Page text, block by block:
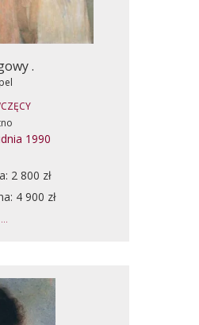
.
1990
2 800 zł
4 900 zł